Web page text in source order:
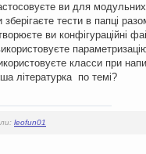
ви для модульних
тести в папці
ви конфігураційні
класси при
літературка по темі?
leofun01